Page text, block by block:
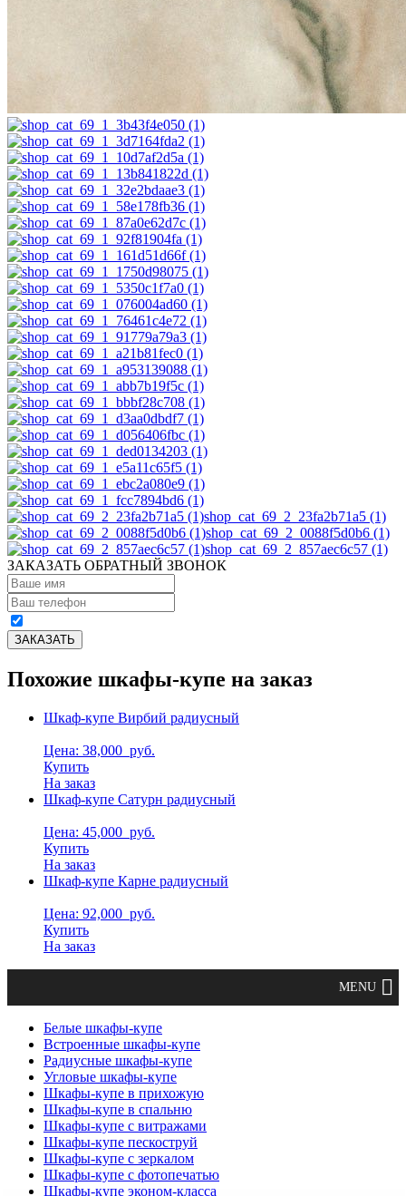
shop_cat_69_2_23fa2b71a5 (1)
shop_cat_69_2_0088f5d0b6 (1)
shop_cat_69_2_857aec6c57 (1)
ЗАКАЗАТЬ ОБРАТНЫЙ ЗВОНОК
Похожие шкафы-купе на заказ
Шкаф-купе Вирбий радиусный
Цена: 38,000 руб.
Купить
На заказ
Шкаф-купе Сатурн радиусный
Цена: 45,000 руб.
Купить
На заказ
Шкаф-купе Карне радиусный
Цена: 92,000 руб.
Купить
На заказ
Белые шкафы-купе
Встроенные шкафы-купе
Радиусные шкафы-купе
Угловые шкафы-купе
Шкафы-купе в прихожую
Шкафы-купе в спальню
Шкафы-купе с витражами
Шкафы-купе пескоструй
Шкафы-купе с зеркалом
Шкафы-купе с фотопечатью
Шкафы-купе эконом-класса